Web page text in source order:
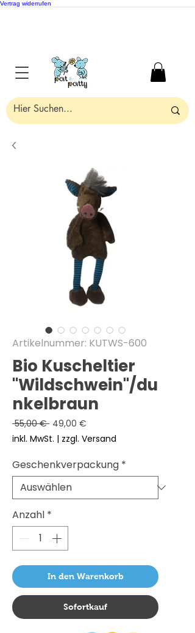
Vertrag widerrufen
Artikelnummer: KUTWS-600
Bio Kuscheltier
"Wildschwein"/du
nkelbraun
55,00 € Standardpreis
49,00 €
Preis
inkl. MwSt. | zzgl. Versand
Geschenkverpackung *
Anzahl *
In den Warenkorb
Sofortkauf